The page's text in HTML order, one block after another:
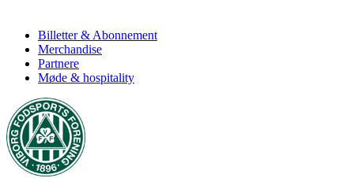
Billetter & Abonnement
Merchandise
Partnere
Møde & hospitality